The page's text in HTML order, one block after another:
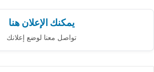
يمكنك الإعلان هنا
تواصل معنا لوضع إعلانك